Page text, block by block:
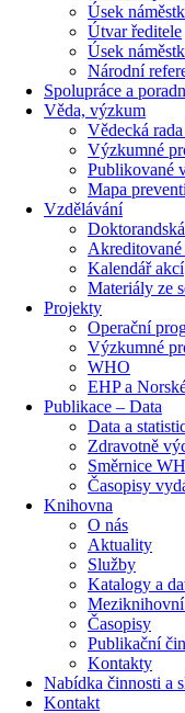
Úsek
Útvar ředitele
Úsek
Národní
Spolupráce a
Věda, výzkum
Vědecká
Výzkumné
Publikované
Mapa
Vzdělávání
Kalendář akcí
Materiály ze
Projekty
Operační
Výzkumné
WHO
EHP a
Publikace – Data
Data a
Zdravotně
Směrnice
Časopisy
Knihovna
O nás
Aktuality
Služby
Katalogy a
Časopisy
Publikační
Kontakty
Nabídka činnosti a
Kontakt